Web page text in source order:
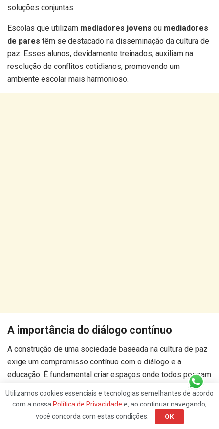
soluções conjuntas.
Escolas que utilizam mediadores jovens ou mediadores
de pares têm se destacado na disseminação da cultura de
paz. Esses alunos, devidamente treinados, auxiliam na
resolução de conflitos cotidianos, promovendo um
ambiente escolar mais harmonioso.
A importância do diálogo contínuo
A construção de uma sociedade baseada na cultura de paz
exige um compromisso contínuo com o diálogo e a
educação. É fundamental criar espaços onde todos possam
compartilhar suas vivências e desafios, promovendo o
respeito mútuo e a empatia.
Promover a cultura de paz é mais do que prevenir conflitos;
Utilizamos cookies essenciais e tecnologias semelhantes de acordo
com a nossa Política de Privacidade e, ao continuar navegando,
você concorda com estas condições.
OK